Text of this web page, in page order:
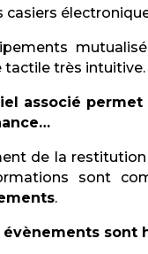
casiers
tactile très intuitive.
associé
de la restitution
sont
.
évènements sont